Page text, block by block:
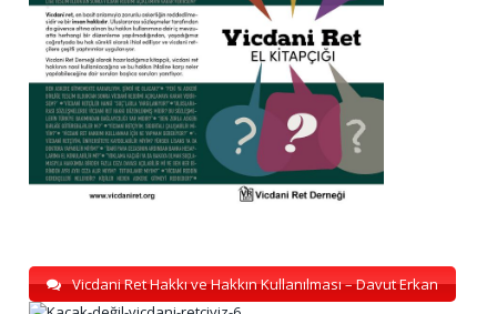
Vicdani Ret Hakkı ve Hakkın Kullanılması – Davut Erkan